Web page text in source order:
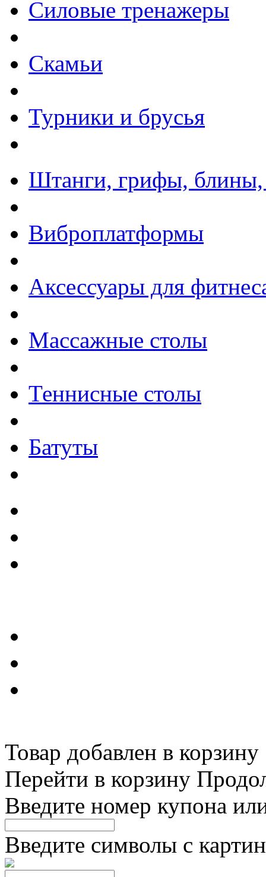
Силовые тренажеры
Скамьи
Турники и брусья
Штанги, грифы, блины,
Виброплатформы
Аксессуары для
Массажные столы
Теннисные столы
Батуты
Товар добавлен в корзину
Перейти в корзину
Введите номер купона
Введите символы с